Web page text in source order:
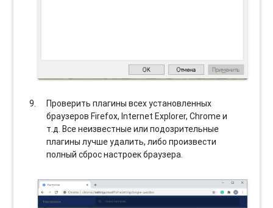
Проверить плагины всех установленных
браузеров Firefox, Internet Explorer, Chrome и
т.д. Все неизвестные или подозрительные
плагины лучше удалить, либо произвести
полный сброс настроек браузера.